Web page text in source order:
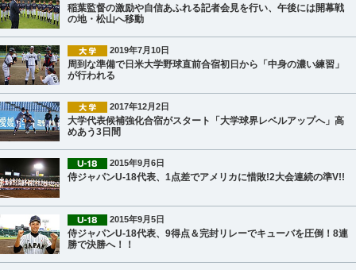
稲葉監督の激励や自信あふれる記者会見を行い、午後には開幕戦
の地・松山へ移動
2019年7月10日
周到な準備で日米大学野球直前合宿初日から「中身の濃い練習」
が行われる
2017年12月2日
大学代表候補強化合宿がスタート「大学球界レベルアップへ」高
めあう3日間
2015年9月6日
侍ジャパンU-18代表、1点差でアメリカに惜敗!2大会連続の準V!!
2015年9月5日
侍ジャパンU-18代表、9得点＆完封リレーでキューバを圧倒！8連
勝で決勝へ！！